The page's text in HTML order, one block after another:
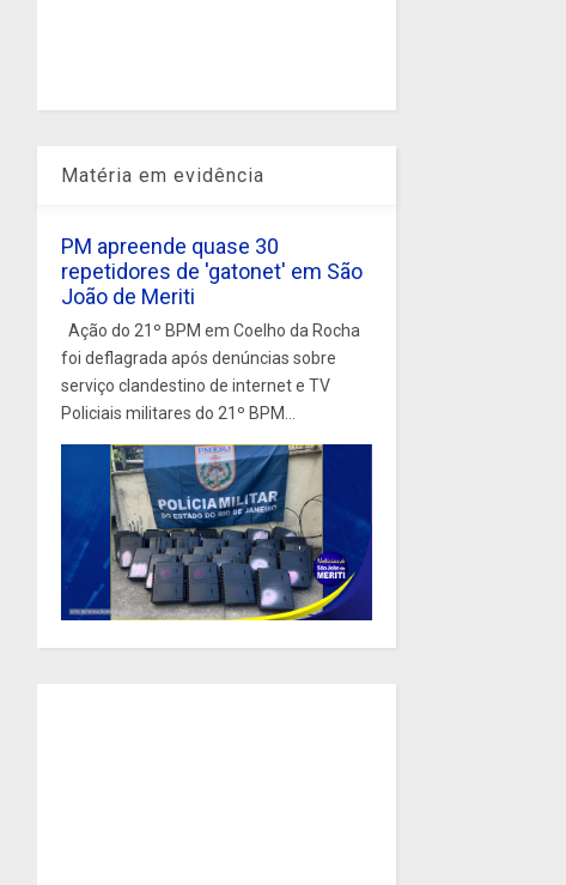
Matéria em evidência
PM apreende quase 30
repetidores de 'gatonet' em São
João de Meriti
Ação do 21º BPM em Coelho da Rocha
foi deflagrada após denúncias sobre
serviço clandestino de internet e TV
Policiais militares do 21º BPM...